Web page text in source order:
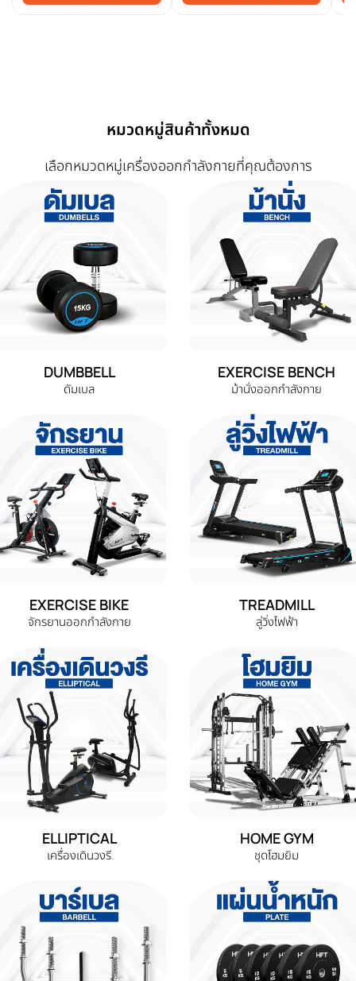
หมวดหมู่สินค้าทั้งหมด
เลือกหมวดหมู่เครื่องออกกำลังกายที่คุณต้องการ
DUMBBELL
ดัมเบล
EXERCISE BENCH
ม้านั่งออกกำลังกาย
EXERCISE BIKE
จักรยานออกกำลังกาย
TREADMILL
ลู่วิ่งไฟฟ้า
ELLIPTICAL
เครื่องเดินวงรี
HOME GYM
ชุดโฮมยิม